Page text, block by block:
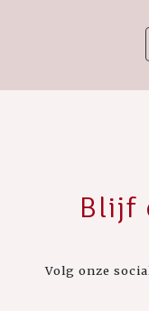
Blijf
Volg onze